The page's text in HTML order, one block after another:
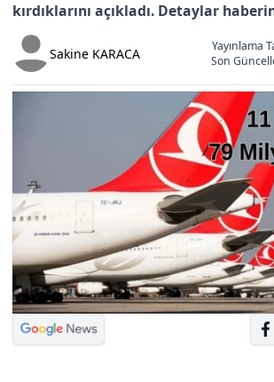
kırdıklarını açıkladı. Detaylar
Sakine KARACA
Yayınlama
Son